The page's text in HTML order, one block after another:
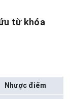
từ khóa
Nhược điểm